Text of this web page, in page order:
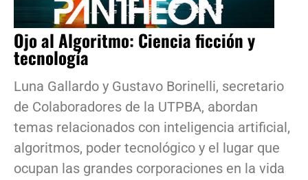
Ojo al Algoritmo: Ciencia ficción y
tecnología
Luna Gallardo y Gustavo Borinelli, secretario
de Colaboradores de la UTPBA, abordan
temas relacionados con inteligencia artificial,
algoritmos, poder tecnológico y el lugar que
ocupan las grandes corporaciones en la vida